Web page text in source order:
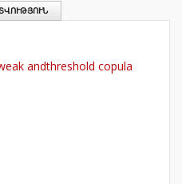
andthreshold copula